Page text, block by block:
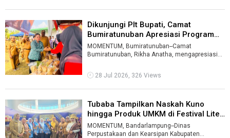
Dikunjungi Plt Bupati, Camat
Bumiratunuban Apresiasi Program
Seki ...
MOMENTUM, Bumiratunuban--Camat
Bumiratunuban, Rikha Anatha, mengapresiasi
menghadirk ...
28 Jul 2026, 326 Views
Tubaba Tampilkan Naskah Kuno
hingga Produk UMKM di Festival Liter
...
MOMENTUM, Bandarlampung--Dinas
Perpustakaan dan Kearsipan Kabupaten